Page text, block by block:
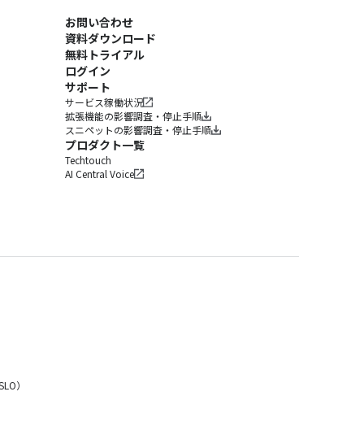
お問い合わせ
資料ダウンロード
無料トライアル
ログイン
サポート
サービス稼働状況
拡張機能の影響調査・停止手順
スニペットの影響調査・停止手順
プロダクト一覧
Techtouch
AI Central Voice
）